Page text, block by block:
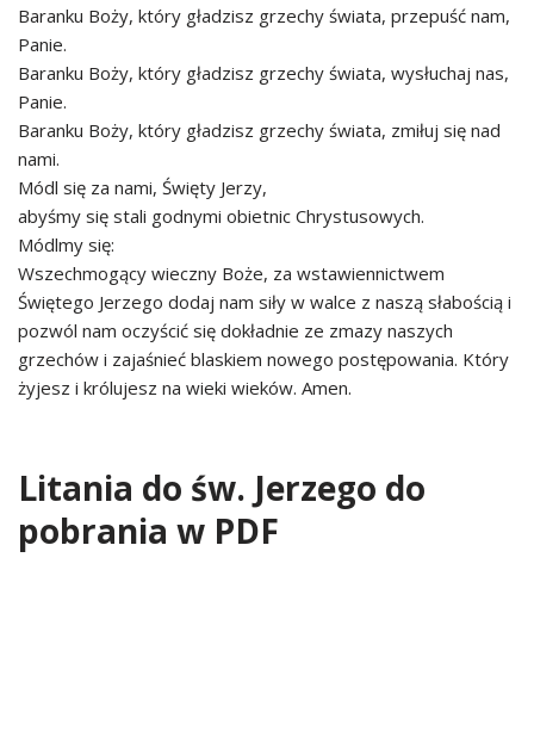
Baranku Boży, który gładzisz grzechy świata, przepuść nam,
Panie.
Baranku Boży, który gładzisz grzechy świata, wysłuchaj nas,
Panie.
Baranku Boży, który gładzisz grzechy świata, zmiłuj się nad
nami.
Módl się za nami, Święty Jerzy,
abyśmy się stali godnymi obietnic Chrystusowych.
Módlmy się:
Wszechmogący wieczny Boże, za wstawiennictwem
Świętego Jerzego dodaj nam siły w walce z naszą słabością i
pozwól nam oczyścić się dokładnie ze zmazy naszych
grzechów i zajaśnieć blaskiem nowego postępowania. Który
żyjesz i królujesz na wieki wieków. Amen.
Litania do św. Jerzego do
pobrania w PDF